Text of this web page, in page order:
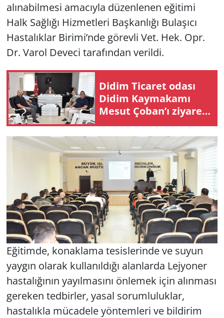
alınabilmesi amacıyla düzenlenen eğitimi
Halk Sağlığı Hizmetleri Başkanlığı Bulaşıcı
Hastalıklar Birimi’nde görevli Vet. Hek. Opr.
Dr. Varol Deveci tarafından verildi.
Didim Ticaret odası
Didim Kaymakamı
Mesut Çoban’ı ziyaret
etti
Eğitimde, konaklama tesislerinde ve suyun
yaygın olarak kullanıldığı alanlarda Lejyoner
hastalığının yayılmasını önlemek için alınması
gereken tedbirler, yasal sorumluluklar,
hastalıkla mücadele yöntemleri ve bildirim